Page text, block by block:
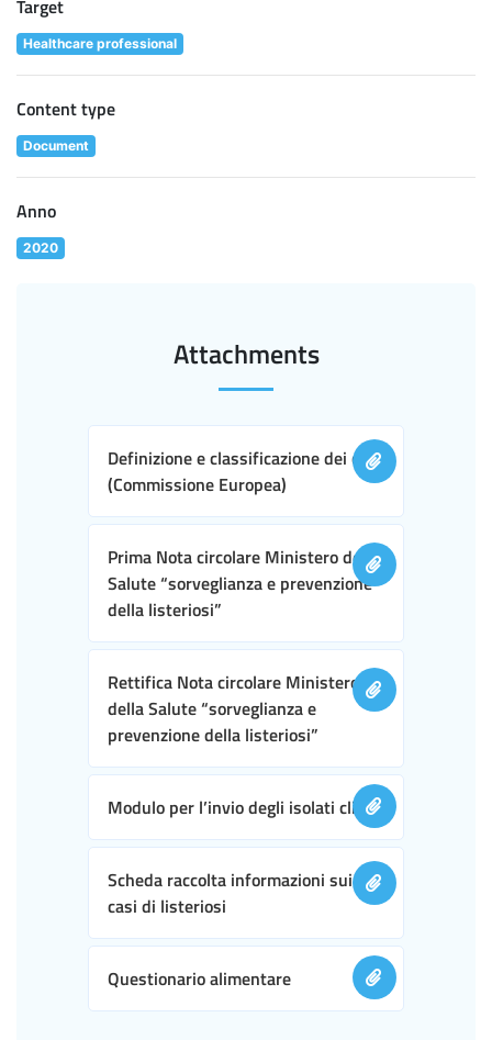
Target
Healthcare professional
Content type
Document
Anno
2020
Attachments
Definizione e classificazione dei casi
(Commissione Europea)
Prima Nota circolare Ministero della
Salute “sorveglianza e prevenzione
della listeriosi”
Rettifica Nota circolare Ministero
della Salute “sorveglianza e
prevenzione della listeriosi”
Modulo per l’invio degli isolati clinici
Scheda raccolta informazioni sui
casi di listeriosi
Questionario alimentare